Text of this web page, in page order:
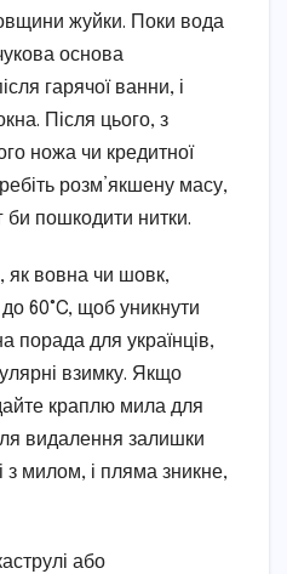
жуйки. Поки вода
основа
гарячої ванни, і
Після цього, з
ножа чи кредитної
розм’якшену масу,
би пошкодити нитки.
як вовна чи шовк,
60°C, щоб уникнути
порада для українців,
взимку. Якщо
краплю мила для
видалення залишки
з милом, і пляма зникне,
або